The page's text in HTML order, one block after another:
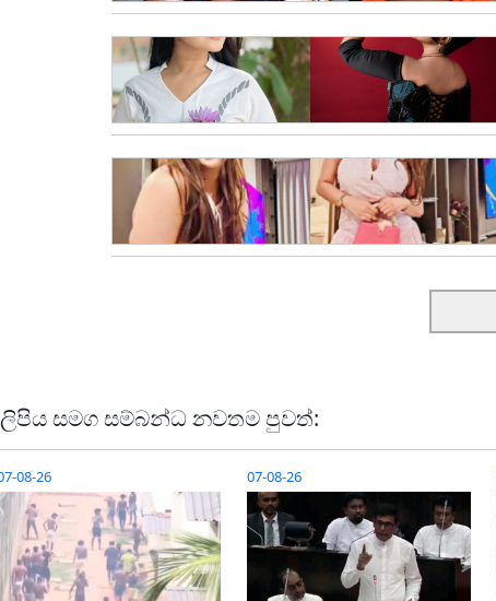
ලිපිය සමග සම්බන්ධ නවතම පුවත්:
08-26 07-08-26